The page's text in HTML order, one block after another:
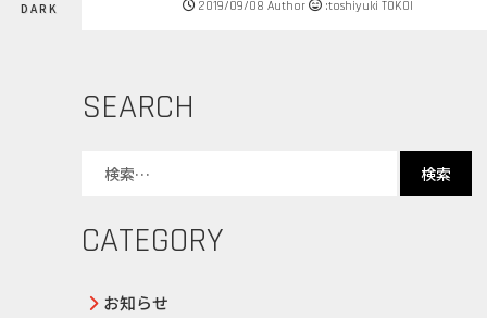
DARK 2019/09/08 Author :toshiyuki TOKOI
SEARCH
CATEGORY
お知らせ